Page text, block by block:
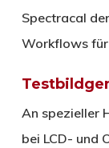
Spectracal
Workflows für
An spezieller
bei LCD- und